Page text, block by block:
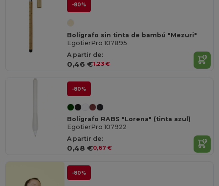
-80%
Bolígrafo sin tinta de bambú "Mezuri"
EgotierPro 107895
A partir de:
0,46 €1,23 €
-80%
Bolígrafo RABS "Lorena" (tinta azul)
EgotierPro 107922
A partir de:
0,48 €0,67 €
-80%